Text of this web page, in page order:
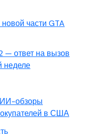
части GTA
— ответ на вызов
неделе
ИИ-обзоры
в США